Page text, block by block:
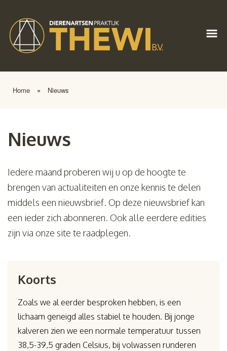
Home » Nieuws
Nieuws
Iedere maand proberen wij u op de hoogte te
brengen van actualiteiten en onze kennis te delen
middels een nieuwsbrief. Op deze nieuwsbrief kan
een ieder zich abonneren. Ook alle eerdere edities
zijn via onze site te raadplegen.
Koorts
Zoals we al eerder besproken hebben, is een
lichaam geneigd alles stabiel te houden. Bij jonge
kalveren zien we een normale temperatuur tussen
38,5-39,5 graden Celsius, bij volwassen runderen